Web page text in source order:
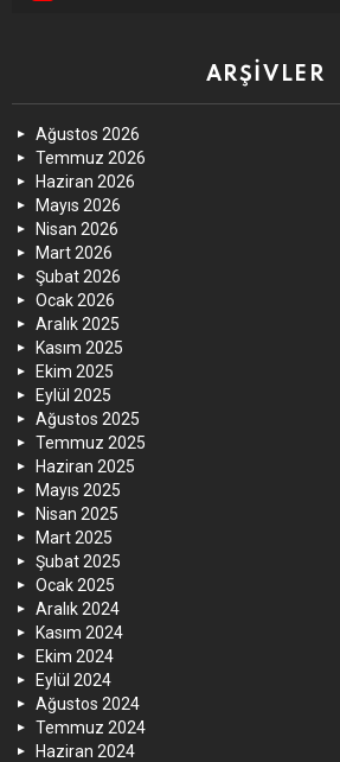
ARŞIVLER
Ağustos 2026
Temmuz 2026
Haziran 2026
Mayıs 2026
Nisan 2026
Mart 2026
Şubat 2026
Ocak 2026
Aralık 2025
Kasım 2025
Ekim 2025
Eylül 2025
Ağustos 2025
Temmuz 2025
Haziran 2025
Mayıs 2025
Nisan 2025
Mart 2025
Şubat 2025
Ocak 2025
Aralık 2024
Kasım 2024
Ekim 2024
Eylül 2024
Ağustos 2024
Temmuz 2024
Haziran 2024